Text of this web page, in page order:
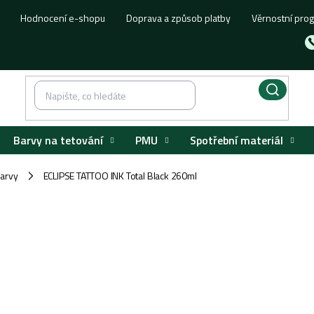
Hodnocení e-shopu Doprava a způsob platby Věrnostní
Barvy na tetování PMU Spotřební materiál
/ ECLIPSE TATTOO INK Total Black 260ml